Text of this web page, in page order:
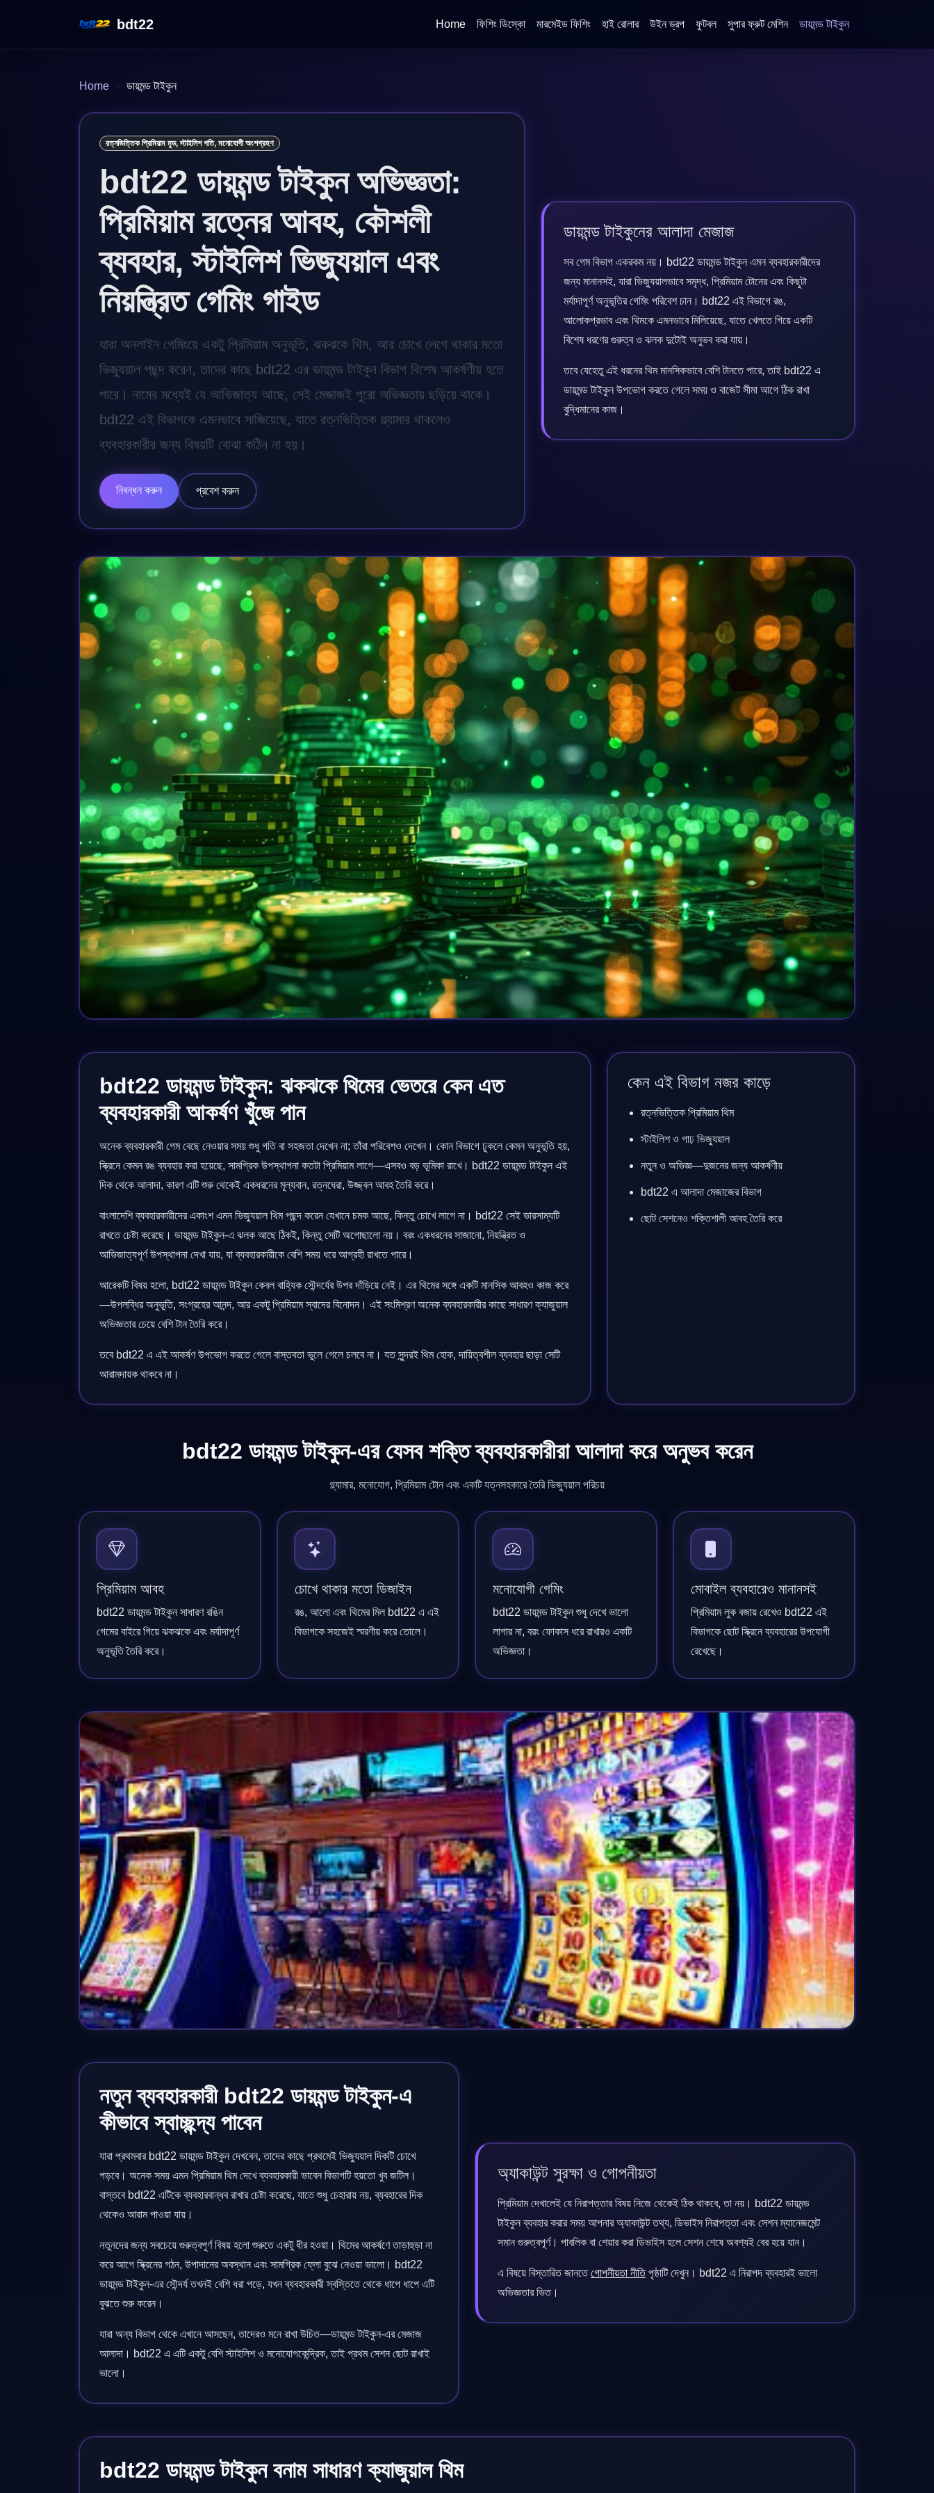
bdt22 Home ফিশিং ডিস্কো মারমেইড ফিশিং হাই রোলার উইন ড্রপ ফুটবল সুপার ফ্রুট মেশিন ডায়মন্ড টাইকুন
Home ডায়মন্ড টাইকুন
রত্নভিত্তিক প্রিমিয়াম মুড, স্টাইলিশ গতি, মনোযোগী অংশগ্রহণ
bdt22 ডায়মন্ড টাইকুন অভিজ্ঞতা:
প্রিমিয়াম রত্নের আবহ, কৌশলী
ব্যবহার, স্টাইলিশ ভিজ্যুয়াল এবং
নিয়ন্ত্রিত গেমিং গাইড
যারা অনলাইন গেমিংয়ে একটু প্রিমিয়াম অনুভূতি, ঝকঝকে থিম, আর চোখে লেগে থাকার মতো
ভিজ্যুয়াল পছন্দ করেন, তাদের কাছে bdt22 এর ডায়মন্ড টাইকুন বিভাগ বিশেষ আকর্ষণীয় হতে
পারে। নামের মধ্যেই যে আভিজাত্য আছে, সেই মেজাজই পুরো অভিজ্ঞতায় ছড়িয়ে থাকে।
bdt22 এই বিভাগকে এমনভাবে সাজিয়েছে, যাতে রত্নভিত্তিক গ্ল্যামার থাকলেও
ব্যবহারকারীর জন্য বিষয়টি বোঝা কঠিন না হয়।
নিবন্ধন করুন প্রবেশ করুন
ডায়মন্ড টাইকুনের আলাদা মেজাজ
সব গেম বিভাগ একরকম নয়। bdt22 ডায়মন্ড টাইকুন এমন ব্যবহারকারীদের
জন্য মানানসই, যারা ভিজ্যুয়ালভাবে সমৃদ্ধ, প্রিমিয়াম টোনের এবং কিছুটা
মর্যাদাপূর্ণ অনুভূতির গেমিং পরিবেশ চান। bdt22 এই বিভাগে রঙ,
আলোকপ্রভাব এবং থিমকে এমনভাবে মিলিয়েছে, যাতে খেলতে গিয়ে একটি
বিশেষ ধরণের গুরুত্ব ও ঝলক দুটোই অনুভব করা যায়।
তবে যেহেতু এই ধরনের থিম মানসিকভাবে বেশি টানতে পারে, তাই bdt22 এ
ডায়মন্ড টাইকুন উপভোগ করতে গেলে সময় ও বাজেট সীমা আগে ঠিক রাখা
বুদ্ধিমানের কাজ।
bdt22 ডায়মন্ড টাইকুন: ঝকঝকে থিমের ভেতরে কেন এত
ব্যবহারকারী আকর্ষণ খুঁজে পান
অনেক ব্যবহারকারী গেম বেছে নেওয়ার সময় শুধু গতি বা সহজতা দেখেন না; তাঁরা পরিবেশও দেখেন। কোন বিভাগে ঢুকলে কেমন অনুভূতি হয়,
স্ক্রিনে কেমন রঙ ব্যবহার করা হয়েছে, সামগ্রিক উপস্থাপনা কতটা প্রিমিয়াম লাগে—এসবও বড় ভূমিকা রাখে। bdt22 ডায়মন্ড টাইকুন এই
দিক থেকে আলাদা, কারণ এটি শুরু থেকেই একধরনের মূল্যবান, রত্নঘেরা, উজ্জ্বল আবহ তৈরি করে।
বাংলাদেশি ব্যবহারকারীদের একাংশ এমন ভিজ্যুয়াল থিম পছন্দ করেন যেখানে চমক আছে, কিন্তু চোখে লাগে না। bdt22 সেই ভারসাম্যটি
রাখতে চেষ্টা করেছে। ডায়মন্ড টাইকুন-এ ঝলক আছে ঠিকই, কিন্তু সেটি অগোছালো নয়। বরং একধরনের সাজানো, নিয়ন্ত্রিত ও
আভিজাত্যপূর্ণ উপস্থাপনা দেখা যায়, যা ব্যবহারকারীকে বেশি সময় ধরে আগ্রহী রাখতে পারে।
আরেকটি বিষয় হলো, bdt22 ডায়মন্ড টাইকুন কেবল বাহ্যিক সৌন্দর্যের উপর দাঁড়িয়ে নেই। এর থিমের সঙ্গে একটি মানসিক আবহও কাজ করে
—উপলব্ধির অনুভূতি, সংগ্রহের আনন্দ, আর একটু প্রিমিয়াম স্বাদের বিনোদন। এই সংমিশ্রণ অনেক ব্যবহারকারীর কাছে সাধারণ ক্যাজুয়াল
অভিজ্ঞতার চেয়ে বেশি টান তৈরি করে।
তবে bdt22 এ এই আকর্ষণ উপভোগ করতে গেলে বাস্তবতা ভুলে গেলে চলবে না। যত সুন্দরই থিম হোক, দায়িত্বশীল ব্যবহার ছাড়া সেটি
আরামদায়ক থাকবে না।
কেন এই বিভাগ নজর কাড়ে
রত্নভিত্তিক প্রিমিয়াম থিম
স্টাইলিশ ও গাঢ় ভিজ্যুয়াল
নতুন ও অভিজ্ঞ—দুজনের জন্য আকর্ষণীয়
bdt22 এ আলাদা মেজাজের বিভাগ
ছোট সেশনেও শক্তিশালী আবহ তৈরি করে
bdt22 ডায়মন্ড টাইকুন-এর যেসব শক্তি ব্যবহারকারীরা আলাদা করে অনুভব করেন
গ্ল্যামার, মনোযোগ, প্রিমিয়াম টোন এবং একটি যত্নসহকারে তৈরি ভিজ্যুয়াল পরিচয়
প্রিমিয়াম আবহ
bdt22 ডায়মন্ড টাইকুন সাধারণ রঙিন
গেমের বাইরে গিয়ে ঝকঝকে এবং মর্যাদাপূর্ণ
অনুভূতি তৈরি করে।
চোখে থাকার মতো ডিজাইন
রঙ, আলো এবং থিমের মিল bdt22 এ এই
বিভাগকে সহজেই স্মরণীয় করে তোলে।
মনোযোগী গেমিং
bdt22 ডায়মন্ড টাইকুন শুধু দেখে ভালো
লাগার না, বরং ফোকাস ধরে রাখারও একটি
অভিজ্ঞতা।
মোবাইল ব্যবহারেও মানানসই
প্রিমিয়াম লুক বজায় রেখেও bdt22 এই
বিভাগকে ছোট স্ক্রিনে ব্যবহারের উপযোগী
রেখেছে।
নতুন ব্যবহারকারী bdt22 ডায়মন্ড টাইকুন-এ
কীভাবে স্বাচ্ছন্দ্য পাবেন
যারা প্রথমবার bdt22 ডায়মন্ড টাইকুন দেখবেন, তাদের কাছে প্রথমেই ভিজ্যুয়াল দিকটি চোখে
পড়বে। অনেক সময় এমন প্রিমিয়াম থিম দেখে ব্যবহারকারী ভাবেন বিভাগটি হয়তো খুব জটিল।
বাস্তবে bdt22 এটিকে ব্যবহারবান্ধব রাখার চেষ্টা করেছে, যাতে শুধু চেহারায় নয়, ব্যবহারের দিক
থেকেও আরাম পাওয়া যায়।
নতুনদের জন্য সবচেয়ে গুরুত্বপূর্ণ বিষয় হলো শুরুতে একটু ধীর হওয়া। থিমের আকর্ষণে তাড়াহুড়া না
করে আগে স্ক্রিনের গঠন, উপাদানের অবস্থান এবং সামগ্রিক ফ্লো বুঝে নেওয়া ভালো। bdt22
ডায়মন্ড টাইকুন-এর সৌন্দর্য তখনই বেশি ধরা পড়ে, যখন ব্যবহারকারী স্বস্তিতে থেকে ধাপে ধাপে এটি
বুঝতে শুরু করেন।
যারা অন্য বিভাগ থেকে এখানে আসছেন, তাদেরও মনে রাখা উচিত—ডায়মন্ড টাইকুন-এর মেজাজ
আলাদা। bdt22 এ এটি একটু বেশি স্টাইলিশ ও মনোযোগকেন্দ্রিক, তাই প্রথম সেশন ছোট রাখাই
ভালো।
অ্যাকাউন্ট সুরক্ষা ও গোপনীয়তা
প্রিমিয়াম দেখালেই যে নিরাপত্তার বিষয় নিজে থেকেই ঠিক থাকবে, তা নয়। bdt22 ডায়মন্ড
টাইকুন ব্যবহার করার সময় আপনার অ্যাকাউন্ট তথ্য, ডিভাইস নিরাপত্তা এবং সেশন ম্যানেজমেন্ট
সমান গুরুত্বপূর্ণ। পাবলিক বা শেয়ার করা ডিভাইস হলে সেশন শেষে অবশ্যই বের হয়ে যান।
এ বিষয়ে বিস্তারিত জানতেগোপনীয়তা নীতিপৃষ্ঠাটি দেখুন। bdt22 এ নিরাপদ ব্যবহারই ভালো
অভিজ্ঞতার ভিত।
bdt22 ডায়মন্ড টাইকুন বনাম সাধারণ ক্যাজুয়াল থিম